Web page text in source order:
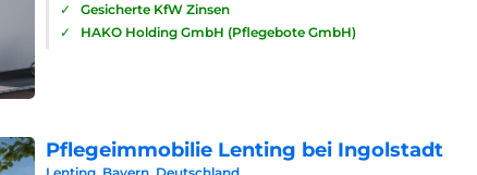
✓
Gesicherte KfW Zinsen
✓
HAKO Holding GmbH (Pflegebote GmbH)
Pflegeimmobilie Lenting bei Ingolstadt